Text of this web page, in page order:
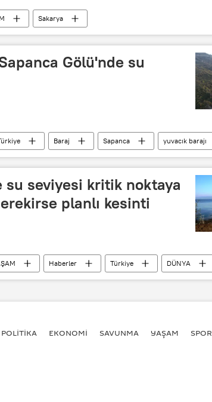
Sakarya
Gölü'nde su
Baraj Sapanca
yuvacık barajı
su seviyesi kritik noktaya
planlı kesinti
Haberler Türkiye
DÜNYA
içme suyu Sakarya Kocaeli
POLİTİKA EKONOMİ SAVUNMA YAŞAM SPOR